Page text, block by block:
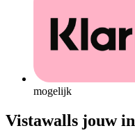
mogelijk
Vistawalls jouw